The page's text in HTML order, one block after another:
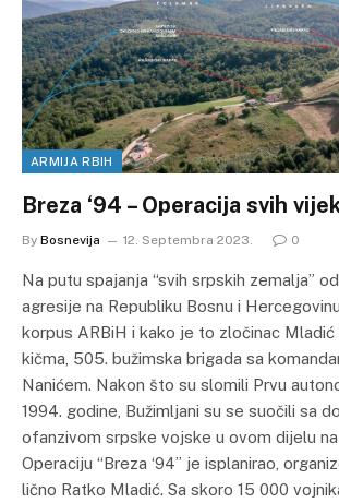
ARMIJA RBIH
Breza ‘94 – Operacija svih
By Bosnevija 12. Septembra 2023. 0
Na putu spajanja “svih srpskih zemalja”
agresije na Republiku Bosnu i
korpus ARBiH i kako je to zločinac Mladić
kičma, 505. bužimska brigada sa
Nanićem. Nakon što su slomili Prvu
1994. godine, Bužimljani su se suočili sa
ofanzivom srpske vojske u ovom dijelu
Operaciju “Breza ‘94” je isplanirao,
lično Ratko Mladić. Sa skoro 15 000